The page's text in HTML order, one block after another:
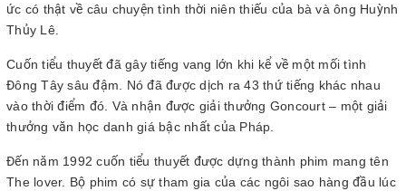
ức có thật về câu chuyện tình thời niên thiếu của bà và ông Huỳnh
Thủy Lê.
Cuốn tiểu thuyết đã gây tiếng vang lớn khi kể về một mối tình
Đông Tây sâu đậm. Nó đã được dịch ra 43 thứ tiếng khác nhau
vào thời điểm đó. Và nhận được giải thưởng Goncourt – một giải
thưởng văn học danh giá bậc nhất của Pháp.
Đến năm 1992 cuốn tiểu thuyết được dựng thành phim mang tên
The lover. Bộ phim có sự tham gia của các ngôi sao hàng đầu lúc